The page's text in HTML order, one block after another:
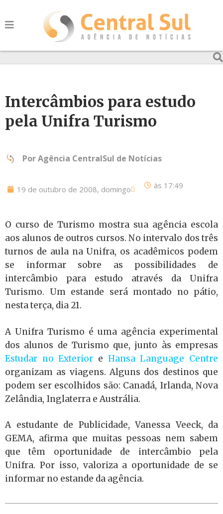
Intercâmbios para estudo
pela Unifra Turismo
PorAgência CentralSul de Notícias
19 de outubro de 2008, domingo às 17:49
O curso de Turismo mostra sua agência escola
aos alunos de outros cursos. No intervalo dos três
turnos de aula na Unifra, os acadêmicos podem
se informar sobre as possibilidades de
intercâmbio para estudo através da Unifra
Turismo. Um estande será montado no pátio,
nesta terça, dia 21.
A Unifra Turismo é uma agência experimental
dos alunos de Turismo que, junto às empresas
Estudar no Exterior e Hansa Language Centre
organizam as viagens. Alguns dos destinos que
podem ser escolhidos são: Canadá, Irlanda, Nova
Zelândia, Inglaterra e Austrália.
A estudante de Publicidade, Vanessa Veeck, da
GEMA, afirma que muitas pessoas nem sabem
que têm oportunidade de intercâmbio pela
Unifra. Por isso, valoriza a oportunidade de se
informar no estande da agência.